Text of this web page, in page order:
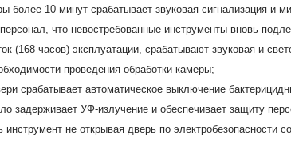
более 10 минут срабатывает звуковая сигнализация и
что невостребованные инструменты вновь
(168 часов) эксплуатации, срабатывают звуковая и
проведения обработки камеры;
срабатывает автоматическое выключение
задерживает УФ-излучение и обеспечивает защиту
инструмент не открывая дверь по электробезопасности